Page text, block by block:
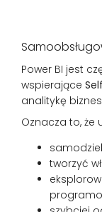
Power BI jest
wspierające
analitykę
Oznacza to, że
tworzyć